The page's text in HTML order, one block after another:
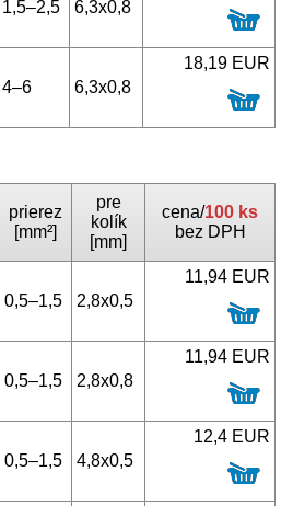
1,5–2,5 6,3x0,8
4–6 6,3x0,8
18,19 EUR
prierez
[mm²]
pre
kolík
[mm]
cena/100 ks
bez DPH
0,5–1,5 2,8x0,5
11,94 EUR
0,5–1,5 2,8x0,8
11,94 EUR
0,5–1,5 4,8x0,5
12,4 EUR